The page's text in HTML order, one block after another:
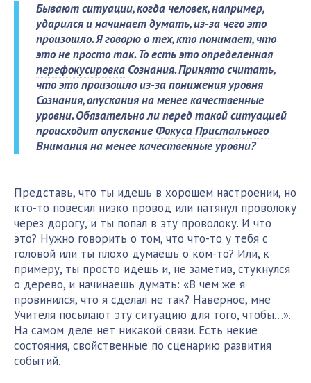
Бывают ситуации, когда человек, например,
ударился и начинает думать, из-за чего это
произошло. Я говорю о тех, кто понимает, что
это не просто так. То есть это определенная
перефокусировка Сознания. Принято считать,
что это произошло из-за понижения уровня
Сознания, опускания на менее качественные
уровни. Обязательно липеред такой ситуацией
происходит опускание Фокуса Пристального
Вниманияна менее качественные уровни?
Представь, что ты идешь в хорошем настроении, но
кто-то повесил низко провод или натянул проволоку
через дорогу, и ты попал в эту проволоку. И что
это? Нужно говорить о том, что что-то у тебя с
головой или ты плохо думаешь о ком-то? Или, к
примеру, ты просто идешь и, не заметив, стукнулся
о дерево, и начинаешь думать: «В чем же я
провинился, что я сделал не так? Наверное, мне
Учителя посылают эту ситуацию для того, чтобы…».
На самом деле нет никакой связи. Есть некие
состояния, свойственные по сценарию развития
событий.